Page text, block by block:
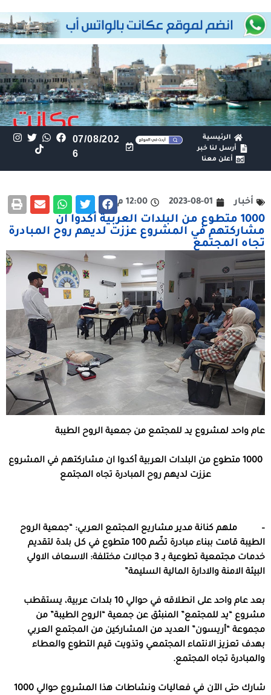
الرئيسية
أرسل لنا خبر
أعلن معنا
07/08/202
6
أخبار 2023-08-01 12:00 م
1000 متطوع من البلدات العربية أكدوا ان
مشاركتهم في المشروع عززت لديهم روح المبادرة
تجاه المجتمع
عام واحد لمشروع يد للمجتمع من جمعية الروح الطيبة
1000 متطوع من البلدات العربية أكدوا ان مشاركتهم في المشروع
عززت لديهم روح المبادرة تجاه المجتمع
– ملهم كنانة مدير مشاريع المجتمع العربي: “جمعية الروح
الطيبة قامت ببناء مبادرة تضّم 100 متطوع في كل بلدة لتقديم
خدمات مجتمعية تطوعية بـ 3 مجالات مختلفة: الاسعاف الاولي
البيئة الامنة والادارة المالية السليمة”
بعد عام واحد على انطلاقه في حوالي 10 بلدات عربية، يستقطب
مشروع “يد للمجتمع” المنبثق عن جمعية “الروح الطيبة” من
مجموعة “أريسون” العديد من المشاركين من المجتمع العربي
بهدف تعزيز الانتماء المجتمعي وتذويت قيم التطوع والعطاء
والمبادرة تجاه المجتمع.
شارك حتى الآن في فعاليات ونشاطات هذا المشروع حوالي 1000